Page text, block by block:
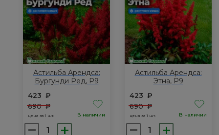
Астильба Арендса:
Бургунди Ред, Р9
423 ₽
690₽
цена за 1 шт. В наличии
Количество
Астильба Арендса:
Этна, Р9
423 ₽
690₽
цена за 1 шт. В наличии
Количество